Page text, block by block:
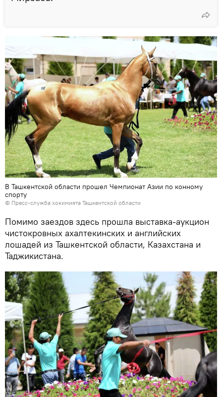
В Ташкентской области прошел Чемпионат Азии по конному
спорту
© Пресс-служба хокимията Ташкентской области
Помимо заездов здесь прошла выставка-аукцион
чистокровных ахалтекинских и английских
лошадей из Ташкентской области, Казахстана и
Таджикистана.